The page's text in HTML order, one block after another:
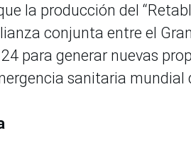
la producción del
conjunta entre el
para generar nuevas
sanitaria mundial